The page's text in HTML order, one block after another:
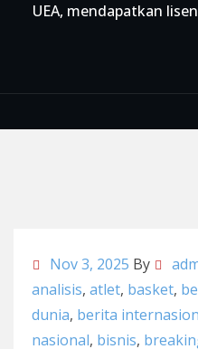
UEA, mendapatkan
Nov 3, 2025 By
analisis, atlet, basket,
dunia, berita
nasional, bisnis,